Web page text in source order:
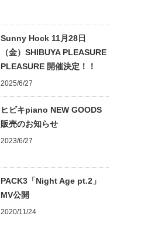
Sunny Hock 11月28日
（金）SHIBUYA PLEASURE
PLEASURE 開催決定！！
2025/6/27
ヒビキpiano NEW GOODS
販売のお知らせ
2023/6/27
PACK3「Night Age pt.2」
MV公開
2020/11/24